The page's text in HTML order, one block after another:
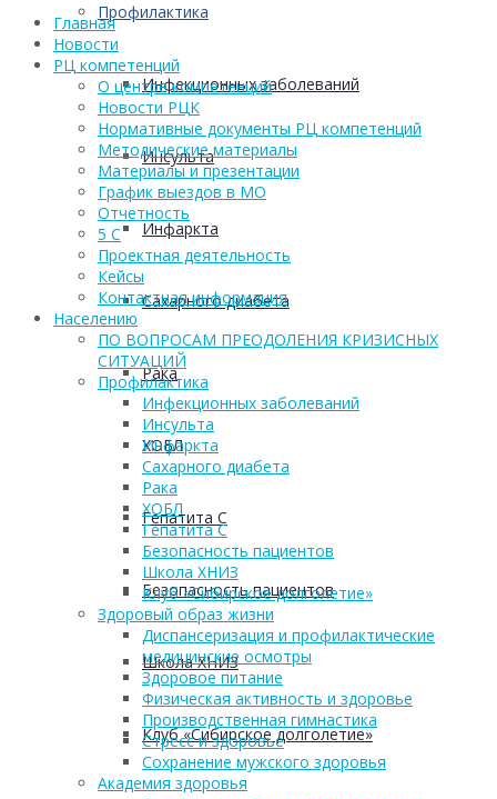
Профилактика
Инфекционных заболеваний
Инсульта
Инфаркта
Сахарного диабета
Рака
ХОБЛ
Гепатита С
Безопасность пациентов
Школа ХНИЗ
Клуб «Сибирское долголетие»
Главная
Новости
РЦ компетенций
О центре компетенций
Новости РЦК
Нормативные документы РЦ компетенций
Методические материалы
Материалы и презентации
График выездов в МО
Отчетность
5 С
Проектная деятельность
Кейсы
Контактная информация
Населению
ПО ВОПРОСАМ ПРЕОДОЛЕНИЯ КРИЗИСНЫХ
СИТУАЦИЙ
Профилактика
Инфекционных заболеваний
Инсульта
Инфаркта
Сахарного диабета
Рака
ХОБЛ
Гепатита С
Безопасность пациентов
Школа ХНИЗ
Клуб «Сибирское долголетие»
Здоровый образ жизни
Диспансеризация и профилактические
медицинские осмотры
Здоровое питание
Физическая активность и здоровье
Производственная гимнастика
Стресс и здоровье
Сохранение мужского здоровья
Академия здоровья